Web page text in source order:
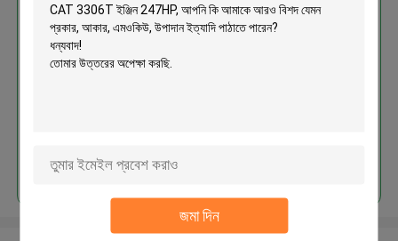
জমা দিন
জাপান তৈরি ব্যবহৃত CAT Caterpillar
247HP
চালিয়ে